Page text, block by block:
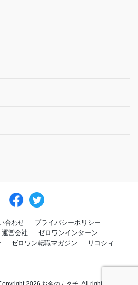
合わせ
プライバシーポリシー
運営会社
ゼロワンインターン
ゼロワン転職マガジン リコシィ